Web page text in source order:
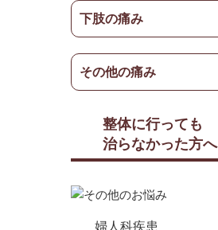
下肢の痛み
その他の痛み
整体に行っても
治らなかった方へ
婦人科疾患